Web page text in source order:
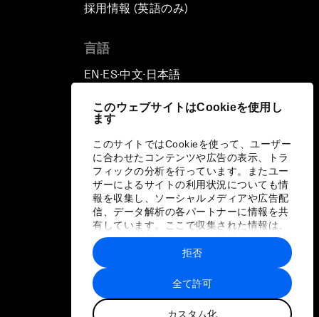
このウェブサイトはCookieを使用し
ます
このサイトではCookieを使って、ユーザー
に合わせたコンテンツや広告の表示、トラ
フィックの分析を行っています。またユー
ザーによるサイトの利用状況についても情
報を収集し、ソーシャルメディアや広告配
信、データ解析の各パートナーに情報を共
有しています。ここで収集された情報は、
ユーザーが各パートナーに提供した他の情
報や各パートナーのサービスを使用した際
に収集された情報と組み合わされ、各パー
トナーによって使用されることがありま
す。
全て許可
カスタム化
拒否
採用情報 (英語のみ)
言語
EN ▪ES▪中文▪ 日本語